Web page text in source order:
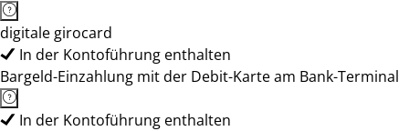
digitale girocard
In der Kontoführung enthalten
Bargeld-Einzahlung mit der Debit-Karte am Bank-Terminal
In der Kontoführung enthalten